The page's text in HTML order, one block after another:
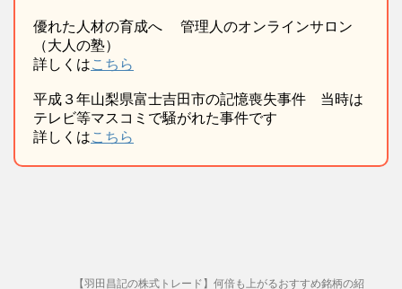
優れた人材の育成へ 管理人のオンラインサロン
（大人の塾）
詳しくはこちら
平成３年山梨県富士吉田市の記憶喪失事件 当時は
テレビ等マスコミで騒がれた事件です
詳しくはこちら
【羽田昌記の株式トレード】何倍も上がるおすすめ銘柄の紹